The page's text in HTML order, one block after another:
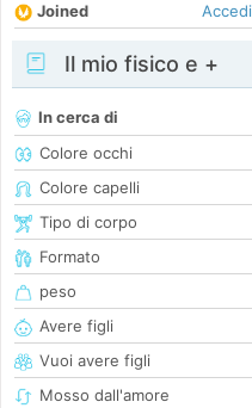
Joined
Accedi
Il mio fisico e +
In cerca di
Colore occhi
Colore capelli
Tipo di corpo
Formato
peso
Avere figli
Vuoi avere figli
Mosso dall'amore